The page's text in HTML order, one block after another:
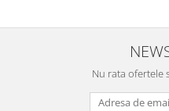
Nu rata ofertele